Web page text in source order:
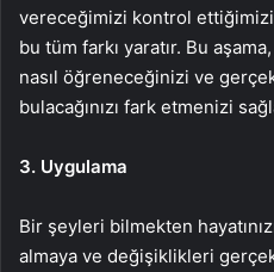
vereceğimizi kontrol ettiğimizi
bu tüm farkı yaratır. Bu
nasıl öğreneceğinizi ve
bulacağınızı fark etmenizi
3. Uygulama
Bir şeyleri bilmekten
almaya ve değişiklikleri